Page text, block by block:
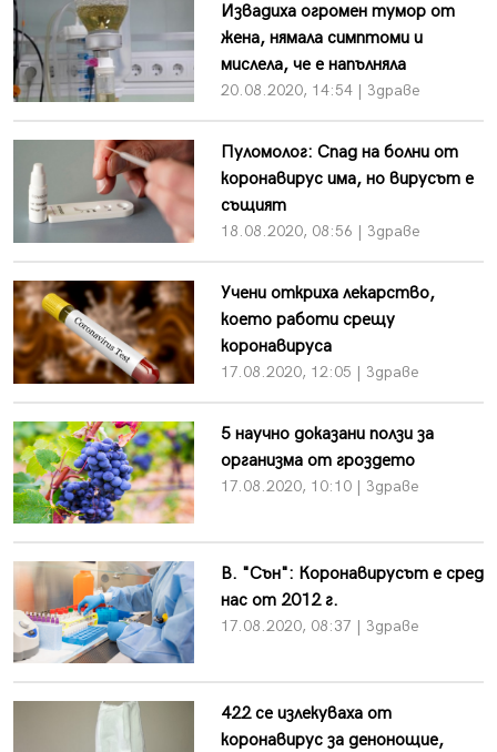
Извадиха огромен тумор от
жена, нямала симптоми и
мислела, че е напълняла
20.08.2020, 14:54 | Здраве
Пуломолог: Спад на болни от
коронавирус има, но вирусът е
същият
18.08.2020, 08:56 | Здраве
Учени откриха лекарство,
което работи срещу
коронавируса
17.08.2020, 12:05 | Здраве
5 научно доказани ползи за
организма от гроздето
17.08.2020, 10:10 | Здраве
В. "Сън": Коронавирусът е сред
нас от 2012 г.
17.08.2020, 08:37 | Здраве
422 се излекуваха от
коронавирус за денонощие,